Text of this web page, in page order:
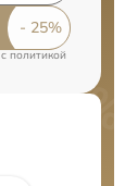
политикой